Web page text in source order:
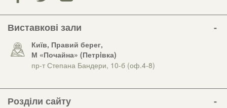
Виставкові зали
Київ, Правий берег,
М «Почайна» (Петрiвка)
пр-т Степана Бандери, 10-б (оф.4-8)
Розділи сайту